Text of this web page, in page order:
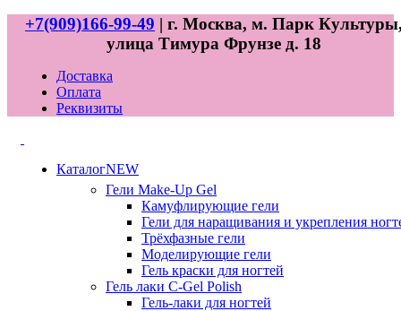
+7(909)166-99-49 | г. Москва, м. Парк
улица Тимура Фрунзе д. 18
Доставка
Оплата
Реквизиты
КаталогNEW
Гели Make-Up Gel
Камуфлирующие гели
Гели для наращивания и укрепления
Трёхфазные гели
Моделирующие гели
Гель краски для ногтей
Гель лаки C-Gel Polish
Гель-лаки для ногтей